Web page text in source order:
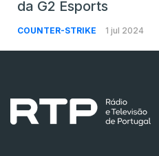
da G2 Esports
COUNTER-STRIKE 1 jul 2024